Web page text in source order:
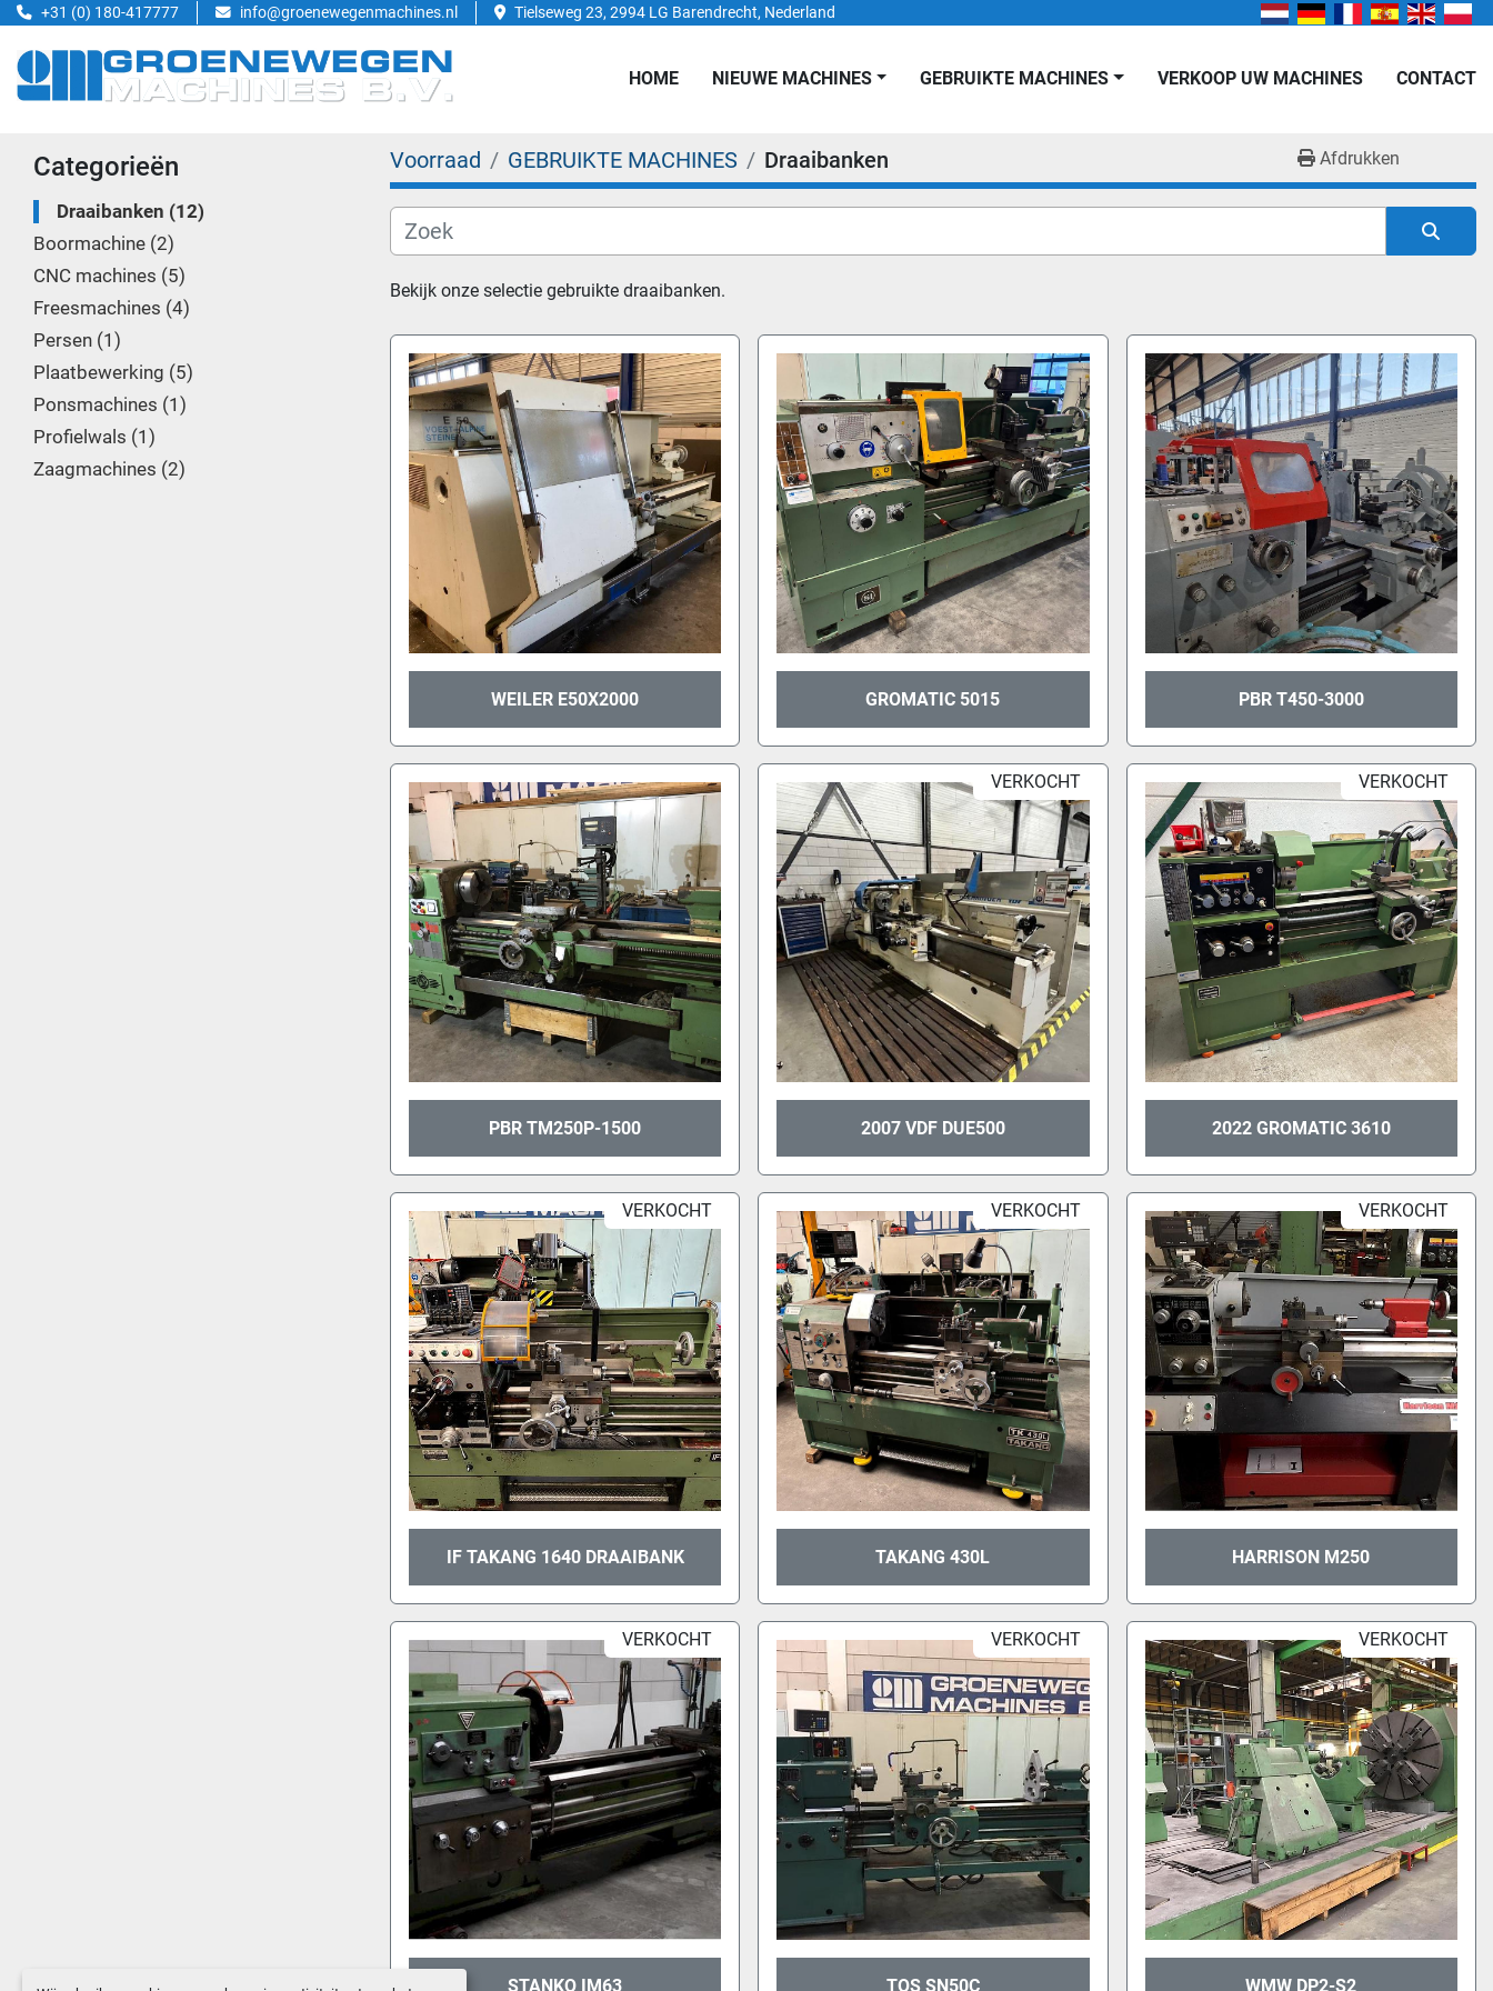
+31 (0) 180-417777 info@groenewegenmachines.nl Tielseweg 23, 2994 LG Barendrecht, Nederland
HOME NIEUWE MACHINES GEBRUIKTE MACHINES VERKOOP UW MACHINES CONTACT
Categorieën
Draaibanken 12
Boormachine 2
CNC machines 5
Freesmachines 4
Persen 1
Plaatbewerking 5
Ponsmachines 1
Profielwals 1
Zaagmachines 2
Voorraad GEBRUIKTE MACHINES Draaibanken Afdrukken
Bekijk onze selectie gebruikte draaibanken.
WEILER E50X2000 GROMATIC 5015 PBR T450-3000
PBR TM250P-1500
VERKOCHT
2007 VDF DUE500
VERKOCHT
2022 GROMATIC 3610
VERKOCHT
IF TAKANG 1640 DRAAIBANK
VERKOCHT
TAKANG 430L
VERKOCHT
HARRISON M250
VERKOCHT
STANKO IM63
VERKOCHT
TOS SN50C
VERKOCHT
WMW DP2-S2